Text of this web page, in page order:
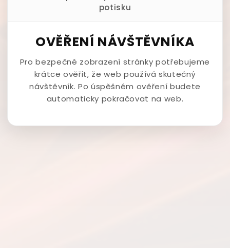
potisku
OVĚŘENÍ NÁVŠTĚVNÍKA
Pro bezpečné zobrazení stránky potřebujeme
krátce ověřit, že web používá skutečný
návštěvník. Po úspěšném ověření budete
automaticky pokračovat na web.